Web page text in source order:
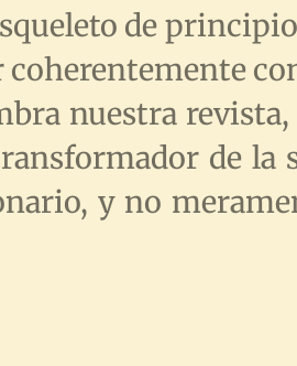
de
nuestra
de la
y no